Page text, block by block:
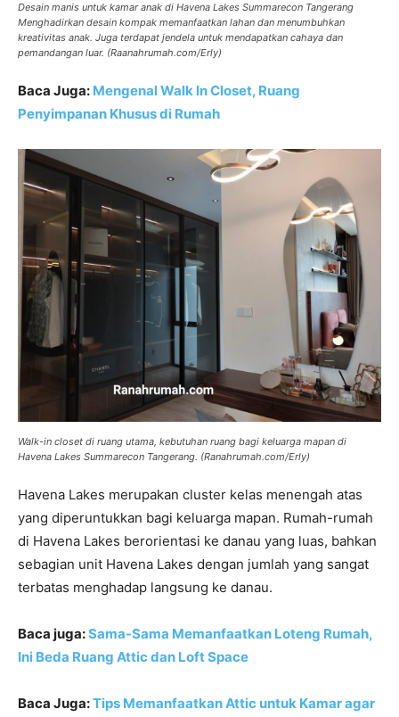
Desain manis untuk kamar anak di Havena Lakes Summarecon Tangerang
Menghadirkan desain kompak memanfaatkan lahan dan menumbuhkan
kreativitas anak. Juga terdapat jendela untuk mendapatkan cahaya dan
pemandangan luar. (Raanahrumah.com/Erly)
Baca Juga: Mengenal Walk In Closet, Ruang
Penyimpanan Khusus di Rumah
Walk-in closet di ruang utama, kebutuhan ruang bagi keluarga mapan di
Havena Lakes Summarecon Tangerang. (Ranahrumah.com/Erly)
Havena Lakes merupakan cluster kelas menengah atas
yang diperuntukkan bagi keluarga mapan. Rumah-rumah
di Havena Lakes berorientasi ke danau yang luas, bahkan
sebagian unit Havena Lakes dengan jumlah yang sangat
terbatas menghadap langsung ke danau.
Baca juga:Sama-Sama Memanfaatkan Loteng Rumah,
Ini Beda Ruang Attic dan Loft Space
Baca Juga:Tips Memanfaatkan Attic untuk Kamar agar